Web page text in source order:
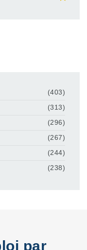
(403)
(313)
(296)
(267)
(244)
(238)
par